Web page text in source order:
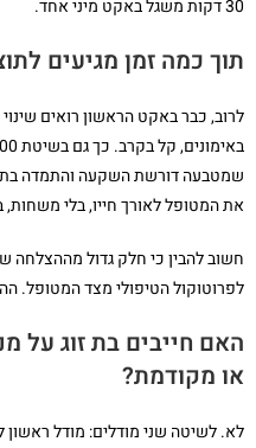
30 דקות משגל באקט מיני אחד.
תוך כמה זמן מגיעים
לרוב, כבר באקט הראשון רואים
שמטבעה דורשת השקעה והתמדה
את המטופל לאורך חייו, בלי משחות,
חשוב להבין כי חלק גדול מההצלחה
לפרוטוקול הטיפולי מצד המטופל.
האם חייבים בת זוג על
או מקודמת?
לא. לשיטה שני מודלים: מודל ראשון